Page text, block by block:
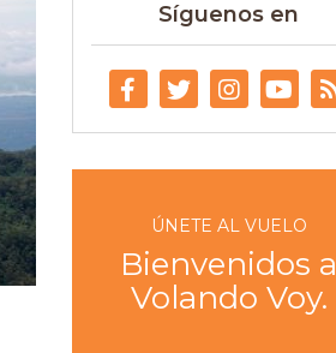
Síguenos en
ÚNETE AL VUELO
Bienvenidos a
Volando Voy.